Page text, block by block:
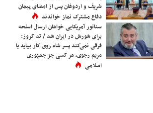
شریف و اردوغان پس از امضای پیمان
دفاع مشترک نماز خواندند
سناتور آمریکایی خواهان ارسال اسلحه
برای شورش در ایران شد / تد کروز:
فرقی نمی‌کند پسر شاه روی کار بیاید یا
مریم رجوی، هر کسی جز جمهوری
اسلامی